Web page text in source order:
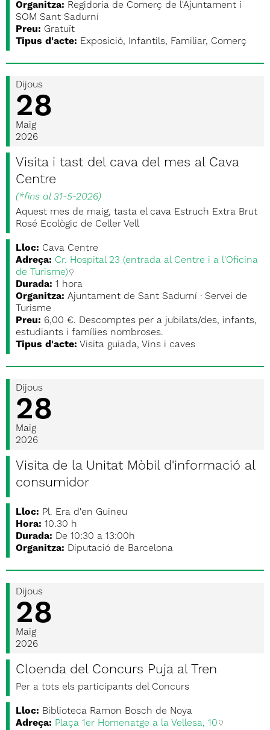
Organitza: Regidoria de Comerç de l'Ajuntament i
SOM Sant Sadurní
Preu: Gratuït
Tipus d'acte: Exposició, Infantils, Familiar, Comerç
Dijous
28
Maig
2026
Visita i tast del cava del mes al Cava
Centre
(*fins al 31-5-2026)
Aquest mes de maig, tasta el cava Estruch Extra Brut
Rosé Ecològic de Celler Vell
Lloc: Cava Centre
Adreça: Cr. Hospital 23 (entrada al Centre i a l'Oficina
de Turisme)
Durada: 1 hora
Organitza: Ajuntament de Sant Sadurní · Servei de
Turisme
Preu: 6,00 €. Descomptes per a jubilats/des, infants,
estudiants i famílies nombroses.
Tipus d'acte: Visita guiada, Vins i caves
Dijous
28
Maig
2026
Visita de la Unitat Mòbil d'informació al
consumidor
Lloc: Pl. Era d'en Guineu
Hora: 10.30 h
Durada: De 10:30 a 13:00h
Organitza: Diputació de Barcelona
Dijous
28
Maig
2026
Cloenda del Concurs Puja al Tren
Per a tots els participants del Concurs
Lloc: Biblioteca Ramon Bosch de Noya
Adreça: Plaça 1er Homenatge a la Vellesa, 10